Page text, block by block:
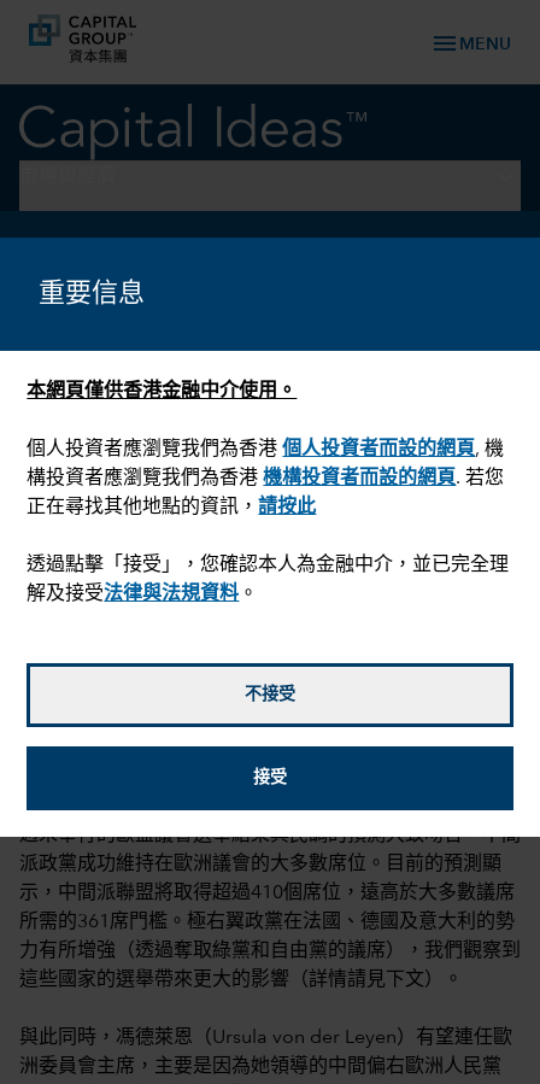
重要信息
本網頁僅供香港金融中介使用。
個人投資者應瀏覽我們為香港個人投資者而設的網頁, 機
構投資者應瀏覽我們為香港機構投資者而設的網頁. 若您
正在尋找其他地點的資訊， 請按此
透過點擊「接受」，您確認本人為金融中介，並已完全理
解及接受法律與法規資料 。
不接受
接受
menu MENU
短評：歐洲議會選舉
2024年6月13日
週末舉行的歐盟議會選舉結果與民調的預測大致吻合，中間
派政黨成功維持在歐洲議會的大多數席位。目前的預測顯
示，中間派聯盟將取得超過410個席位，遠高於大多數議席
所需的361席門檻。極右翼政黨在法國、德國及意大利的勢
力有所增強（透過奪取綠黨和自由黨的議席），我們觀察到
這些國家的選舉帶來更大的影響（詳情請見下文）。
與此同時，馮德萊恩（Ursula von der Leyen）有望連任歐
洲委員會主席，主要是因為她領導的中間偏右歐洲人民黨